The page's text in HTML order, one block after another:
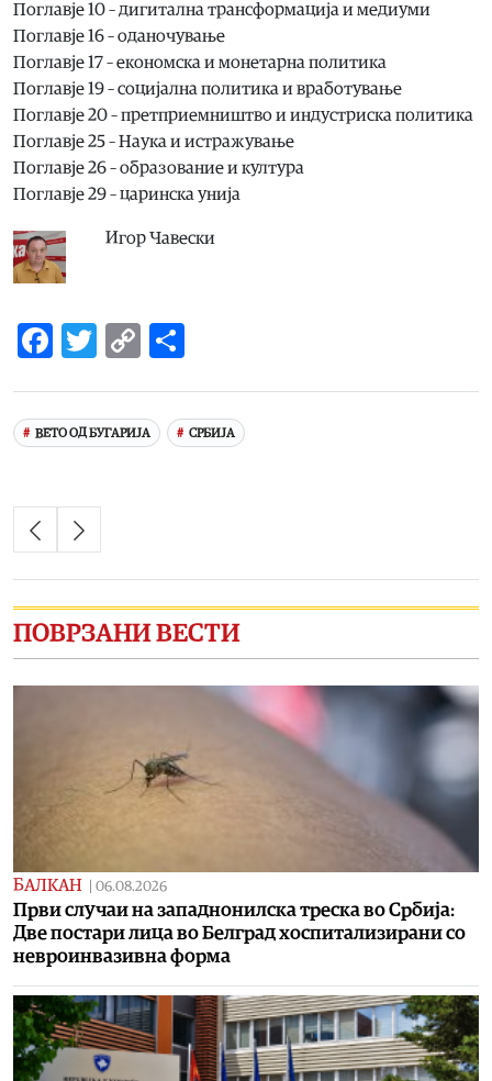
Поглавје 10 – дигитална трансформација и медиуми
Поглавје 16 – оданочување
Поглавје 17 – економска и монетарна политика
Поглавје 19 – социјална политика и вработување
Поглавје 20 – претприемништво и индустриска политика
Поглавје 25 – Наука и истражување
Поглавје 26 – образование и култура
Поглавје 29 – царинска унија
Игор Чавески
Facebook
Twitter
Copy
ВЕТО ОД БУГАРИЈА СРБИЈА
ПОВРЗАНИ ВЕСТИ
БАЛКАН 06.08.2026
Први случаи на западнонилска треска во Србија:
Две постари лица во Белград хоспитализирани со
невроинвазивна форма